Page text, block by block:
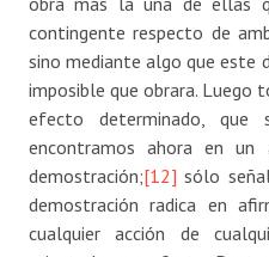
contingente respecto de
sino mediante algo que este
imposible que obrara. Luego
efecto determinado,
encontramos ahora en
demostración;[12] sólo
demostración radica en
cualquier acción de